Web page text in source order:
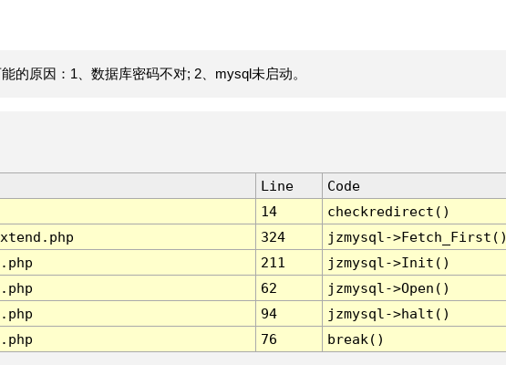
的原因：1、数据库密码不对; 2、mysql未启动。
Line
Code
14
checkredirect()
324
jzmysql-
211
jzmysql->Init()
62
jzmysql->Open()
94
jzmysql->halt()
76 break()